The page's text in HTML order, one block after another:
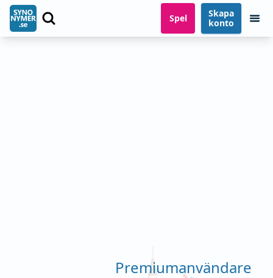
Spel
Skapa
konto
Premiumanvändare